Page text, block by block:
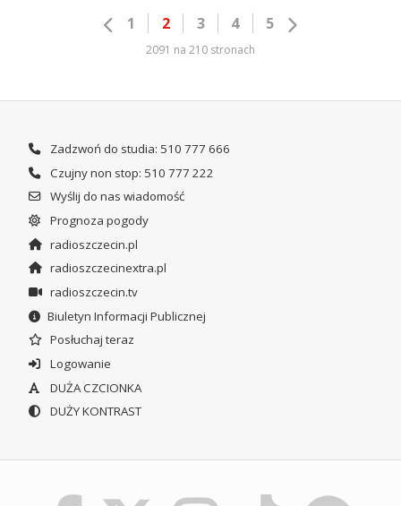
1 2 3 4 5
2091 na 210 stronach
Zadzwoń do studia: 510 777 666
Czujny non stop: 510 777 222
Wyślij do nas wiadomość
Prognoza pogody
radioszczecin.pl
radioszczecinextra.pl
radioszczecin.tv
Biuletyn Informacji Publicznej
Posłuchaj teraz
Logowanie
DUŻA CZCIONKA
DUŻY KONTRAST